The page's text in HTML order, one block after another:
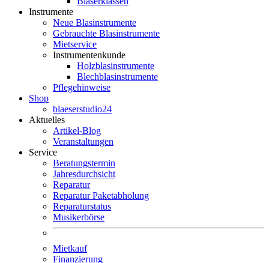
Instrumente
Neue Blasinstrumente
Gebrauchte Blasinstrumente
Mietservice
Instrumentenkunde
Holzblasinstrumente
Blechblasinstrumente
Pflegehinweise
Shop
blaeserstudio24
Aktuelles
Artikel-Blog
Veranstaltungen
Service
Beratungstermin
Jahresdurchsicht
Reparatur
Reparatur Paketabholung
Reparaturstatus
Musikerbörse
Mietkauf
Finanzierung